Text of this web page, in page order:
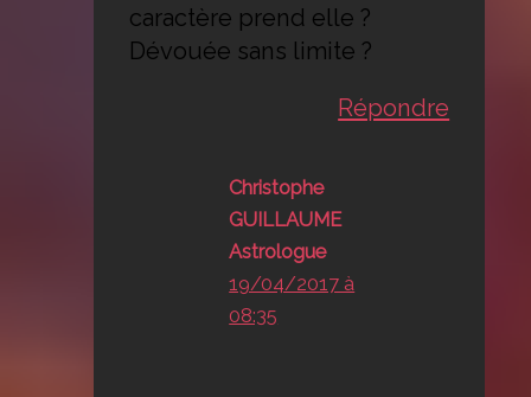
caractère prend elle ?
Dévouée sans limite ?
Répondre
Christophe
GUILLAUME
Astrologue
19/04/2017 à
08:35